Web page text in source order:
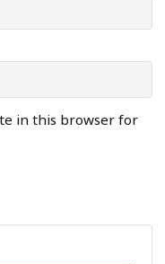
in this browser for